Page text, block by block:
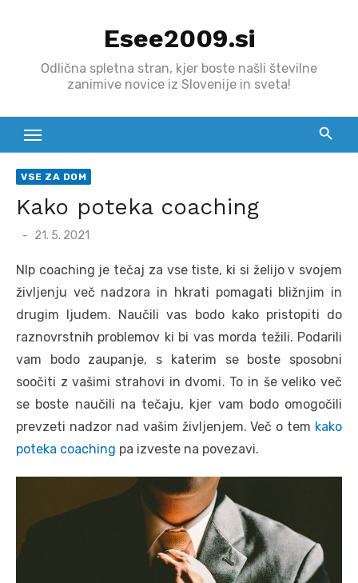
Esee2009.si
Odlična spletna stran, kjer boste našli številne
zanimive novice iz Slovenije in sveta!
VSE ZA DOM
Kako poteka coaching
Posted
21. 5. 2021
Nlp coaching je tečaj za vse tiste, ki si želijo v svojem
življenju več nadzora in hkrati pomagati bližnjim in
drugim ljudem. Naučili vas bodo kako pristopiti do
raznovrstnih problemov ki bi vas morda težili. Podarili
vam bodo zaupanje, s katerim se boste sposobni
soočiti z vašimi strahovi in dvomi. To in še veliko več
se boste naučili na tečaju, kjer vam bodo omogočili
prevzeti nadzor nad vašim življenjem. Več o tem kako
poteka coaching pa izveste na povezavi.